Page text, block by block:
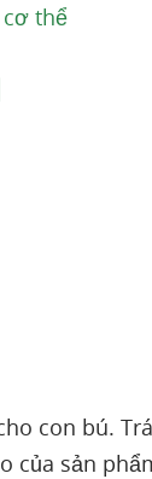
cơ thể
con bú.
của sản